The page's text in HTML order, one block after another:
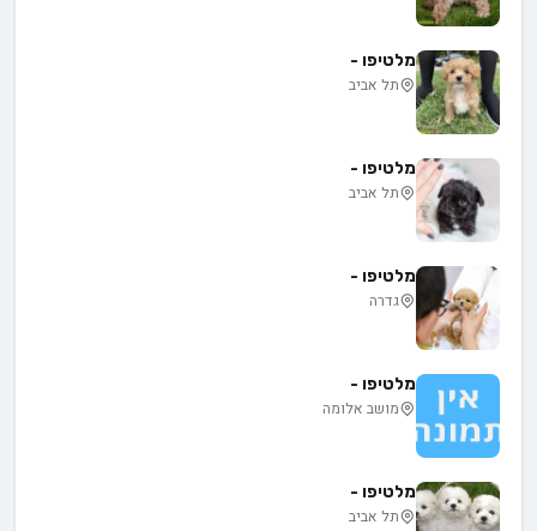
מלטיפו -
תל אביב
מלטיפו -
תל אביב
מלטיפו -
גדרה
מלטיפו -
מושב אלומה
מלטיפו -
תל אביב